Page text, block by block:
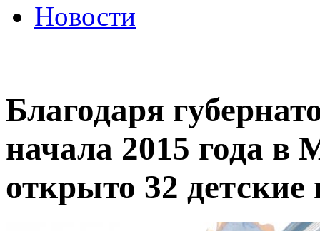
Новости
Благодаря
начала 2015 года в
открыто 32